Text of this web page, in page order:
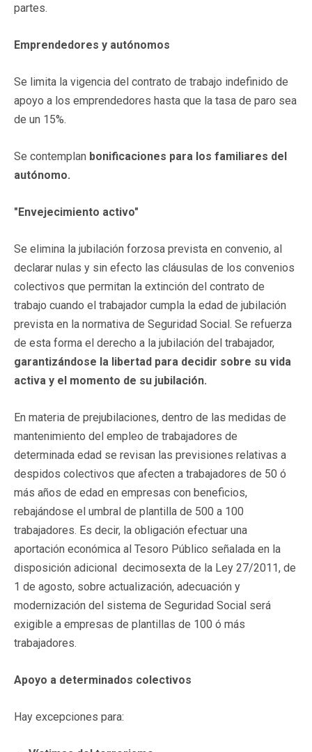
partes.
Emprendedores y autónomos
Se limita la vigencia del contrato de trabajo indefinido de
apoyo a los emprendedores hasta que la tasa de paro sea
de un 15%.
Se contemplan bonificaciones para los familiares del
autónomo.
"Envejecimiento activo"
Se elimina la jubilación forzosa prevista en convenio, al
declarar nulas y sin efecto las cláusulas de los convenios
colectivos que permitan la extinción del contrato de
trabajo cuando el trabajador cumpla la edad de jubilación
prevista en la normativa de Seguridad Social. Se refuerza
de esta forma el derecho a la jubilación del trabajador,
garantizándose la libertad para decidir sobre su vida
activa y el momento de su jubilación.
En materia de prejubilaciones, dentro de las medidas de
mantenimiento del empleo de trabajadores de
determinada edad se revisan las previsiones relativas a
despidos colectivos que afecten a trabajadores de 50 ó
más años de edad en empresas con beneficios,
rebajándose el umbral de plantilla de 500 a 100
trabajadores. Es decir, la obligación efectuar una
aportación económica al Tesoro Público señalada en la
disposición adicional decimosexta de la Ley 27/2011, de
1 de agosto, sobre actualización, adecuación y
modernización del sistema de Seguridad Social será
exigible a empresas de plantillas de 100 ó más
trabajadores.
Apoyo a determinados colectivos
Hay excepciones para: